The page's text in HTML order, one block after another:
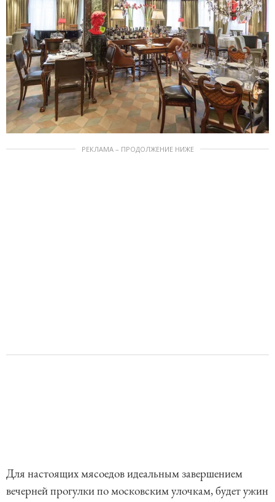
РЕКЛАМА – ПРОДОЛЖЕНИЕ НИЖЕ
Для настоящих мясоедов идеальным завершением
вечерней прогулки по московским улочкам, будет ужин